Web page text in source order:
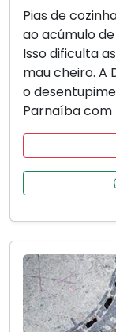
Pias de
ao acúmulo
Isso dificulta
mau cheiro. A
o
Parnaíba com